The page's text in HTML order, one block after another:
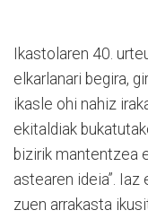
Ikastolaren 40.
elkarlanari begira,
ikasle ohi nahiz
ekitaldiak
bizirik mantentzea
astearen ideia”.
zuen arrakasta